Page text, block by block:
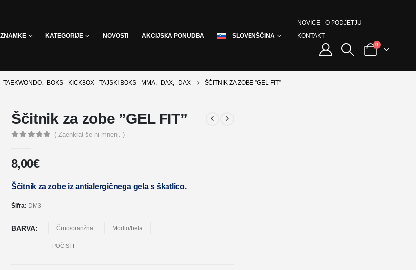
ZNAMKE KATEGORIJE NOVOSTI AKCIJSKA PONUDBA SLOVENŠČINA
NOVICE
O PODJETJU
KONTAKT
0
TAEKWONDO, BOKS - KICKBOX - TAJSKI BOKS - MMA, DAX, DAX ŠČITNIK ZA ZOBE ”GEL FIT”
Ščitnik za zobe ”GEL FIT”
( Zaenkrat še ni mnenj. )
8,00€
Ščitnik za zobe iz antialergičnega gela s škatlico.
Šifra: DM3
BARVA Črno/oranžna Modro/bela
POČISTI